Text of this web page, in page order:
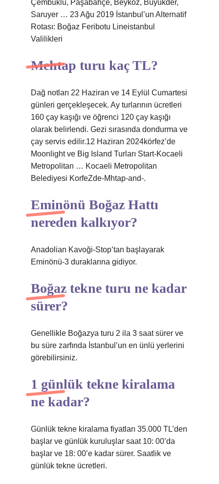
Çembuklu, Paşabahçe, Beykoz, Buyukder,
Saruyer … 23 Ağu 2019 İstanbul’un Alternatif
Rotası: Boğaz Feribotu Lineistanbul
Valilikleri
Mehtap turu kaç TL?
Dağ notları 22 Haziran ve 14 Eylül Cumartesi
günleri gerçekleşecek. Ay turlarının ücretleri
160 çay kaşığı ve öğrenci 120 çay kaşığı
olarak belirlendi. Gezi sırasında dondurma ve
çay servis edilir.12 Haziran 2024körfez’de
Moonlight ve Big Island Turları Start-Kocaeli
Metropolitan … Kocaeli Metropolitan
Belediyesi KorfeZde-Mhtap-and-.
Eminönü Boğaz Hattı
nereden kalkıyor?
Anadolian Kavoği-Stop’tan başlayarak
Eminönü-3 duraklarına gidiyor.
Boğaz tekne turu ne kadar
sürer?
Genellikle Boğazya turu 2 ila 3 saat sürer ve
bu süre zarfında İstanbul’un en ünlü yerlerini
görebilirsiniz.
1 günlük tekne kiralama
ne kadar?
Günlük tekne kiralama fiyatları 35.000 TL’den
başlar ve günlük kuruluşlar saat 10: 00’da
başlar ve 18: 00’e kadar sürer. Saatlik ve
günlük tekne ücretleri.